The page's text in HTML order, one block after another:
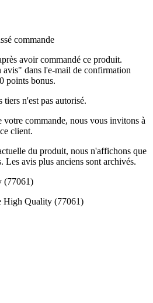
commande
avoir commandé ce produit.
dans l'e-mail de confirmation
points bonus.
n'est pas autorisé.
votre commande, nous vous invitons à
client.
du produit, nous n'affichons que
Les avis plus anciens sont archivés.
(77061)
High Quality (77061)